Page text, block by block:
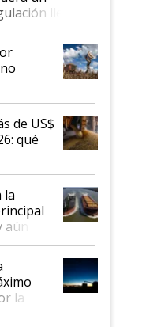
llegó
hasta se
al IPCVA
de US$
qué
la
así
de cada
la